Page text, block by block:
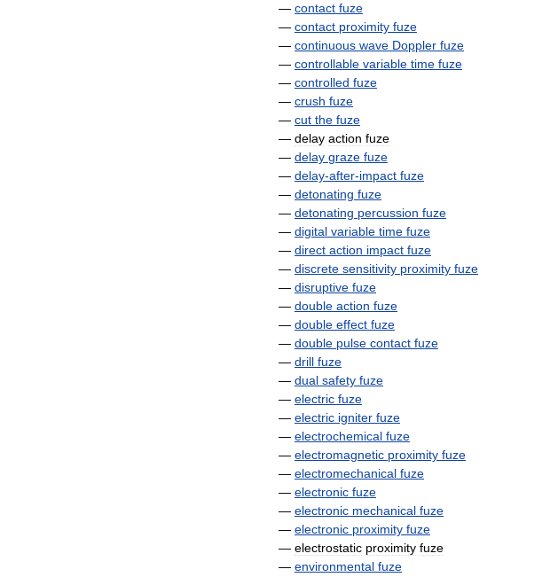
— contact fuze
— contact proximity fuze
— continuous wave Doppler fuze
— controllable variable time fuze
— controlled fuze
— crush fuze
— cut the fuze
— delay action fuze
— delay graze fuze
— delay-after-impact fuze
— detonating fuze
— detonating percussion fuze
— digital variable time fuze
— direct action impact fuze
— discrete sensitivity proximity fuze
— disruptive fuze
— double action fuze
— double effect fuze
— double pulse contact fuze
— drill fuze
— dual safety fuze
— electric fuze
— electric igniter fuze
— electrochemical fuze
— electromagnetic proximity fuze
— electromechanical fuze
— electronic fuze
— electronic mechanical fuze
— electronic proximity fuze
— electrostatic proximity fuze
— environmental fuze